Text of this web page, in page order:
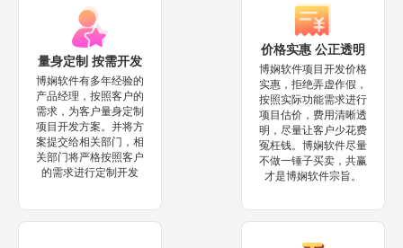
量身定制 按需开发
博娴软件有多年经验的
产品经理，按照客户的
需求，为客户量身定制
项目开发方案。并将方
案提交给相关部门，相
关部门将严格按照客户
的需求进行定制开发
价格实惠 公正透明
博娴软件项目开发价格
实惠，拒绝弄虚作假，
按照实际功能需求进行
项目估价，费用清晰透
明，尽量让客户少花费
冤枉钱。博娴软件尽量
不做一锤子买卖，共赢
才是博娴软件宗旨。